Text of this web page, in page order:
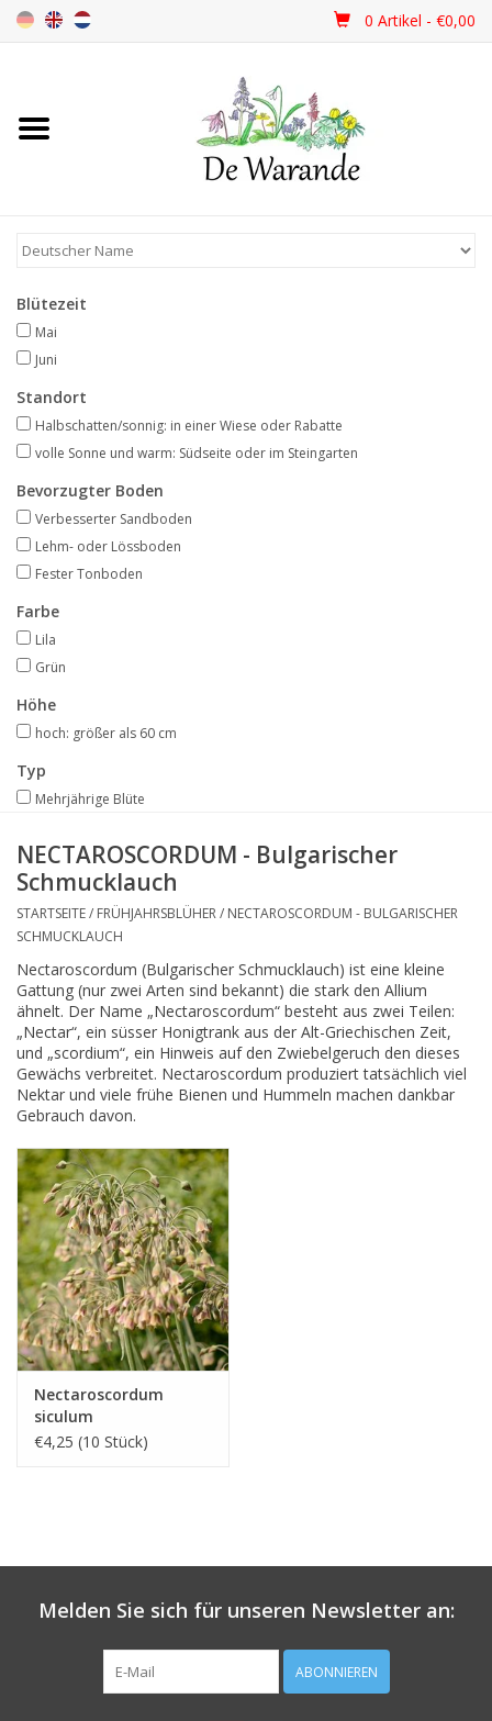
0 Artikel - €0,00
Startseite
Frühjahrsblüher
Sommerblüher
Herbstblüher
Schattenpflanzen
Angebote
Bodenverbesserung
SONSTIGE PRODUKTE
Beratung
Neuigkeiten
Blütezeit
Mai
Juni
Standort
Halbschatten/sonnig: in einer Wiese oder Rabatte
volle Sonne und warm: Südseite oder im Steingarten
Bevorzugter Boden
Verbesserter Sandboden
Lehm- oder Lössboden
Fester Tonboden
Farbe
Lila
Grün
Höhe
hoch: größer als 60 cm
Typ
Mehrjährige Blüte
NECTAROSCORDUM - Bulgarischer
Schmucklauch
STARTSEITE/ FRÜHJAHRSBLÜHER/ NECTAROSCORDUM - BULGARISCHER
SCHMUCKLAUCH
Nectaroscordum (Bulgarischer Schmucklauch) ist eine kleine
Gattung (nur zwei Arten sind bekannt) die stark den Allium
ähnelt. Der Name „Nectaroscordum“ besteht aus zwei Teilen:
„Nectar“, ein süsser Honigtrank aus der Alt-Griechischen Zeit,
und „scordium“, ein Hinweis auf den Zwiebelgeruch den dieses
Gewächs verbreitet. Nectaroscordum produziert tatsächlich viel
Nektar und viele frühe Bienen und Hummeln machen dankbar
Gebrauch davon.
Nectaroscordum
siculum
€4,25 (10 Stück)
Melden Sie sich für unseren Newsletter an:
ABONNIEREN